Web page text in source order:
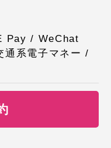
Pay / WeChat
系電子マネー /